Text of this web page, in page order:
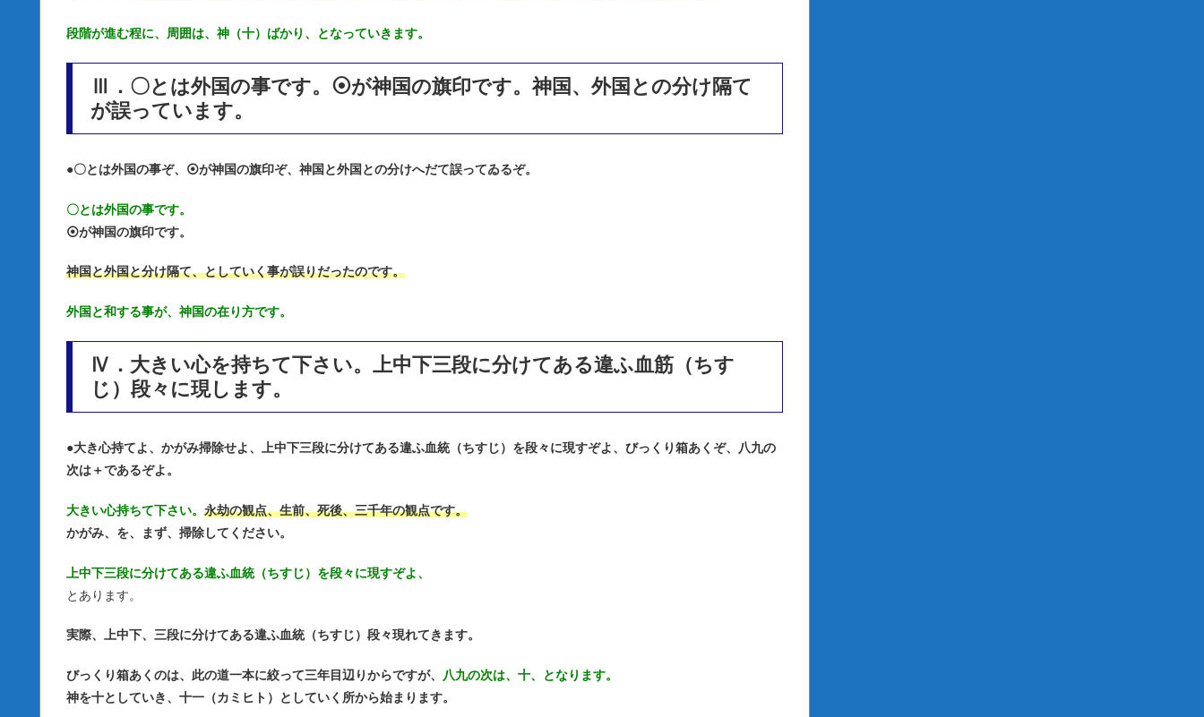
段階が進む程に、周囲は、神（十）ばかり、となっていきます。
Ⅲ．〇とは外国の事です。⦿が神国の旗印です。神国、外国との分け隔て
が誤っています。
●〇とは外国の事ぞ、⦿が神国の旗印ぞ、神国と外国との分けへだて誤ってゐるぞ。
〇とは外国の事です。
⦿が神国の旗印です。
神国と外国と分け隔て、としていく事が誤りだったのです。
外国と和する事が、神国の在り方です。
Ⅳ．大きい心を持ちて下さい。上中下三段に分けてある違ふ血筋（ちす
じ）段々に現します。
●大き心持てよ、かがみ掃除せよ、上中下三段に分けてある違ふ血統（ちすじ）を段々に現すぞよ、びっくり箱あくぞ、八九の
次は＋であるぞよ。
大きい心持ちて下さい。 永劫の観点、生前、死後、三千年の観点です。
かがみ、を、まず、掃除してください。
上中下三段に分けてある違ふ血統（ちすじ）を段々に現すぞよ、
とあります。
実際、上中下、三段に分けてある違ふ血統（ちすじ）段々現れてきます。
びっくり箱あくのは、此の道一本に絞って三年目辺りからですが、
八九の次は、十、となります。
神を十としていき、十一（カミヒト）としていく所から始まります。